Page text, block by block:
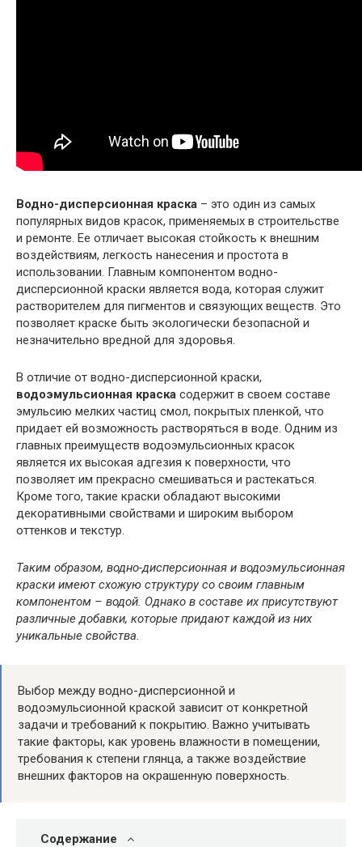
Водно-дисперсионная краска – это один из самых
популярных видов красок, применяемых в строительстве
и ремонте. Ее отличает высокая стойкость к внешним
воздействиям, легкость нанесения и простота в
использовании. Главным компонентом водно-
дисперсионной краски является вода, которая служит
растворителем для пигментов и связующих веществ. Это
позволяет краске быть экологически безопасной и
незначительно вредной для здоровья.
В отличие от водно-дисперсионной краски,
водоэмульсионная краска содержит в своем составе
эмульсию мелких частиц смол, покрытых пленкой, что
придает ей возможность растворяться в воде. Одним из
главных преимуществ водоэмульсионных красок
является их высокая адгезия к поверхности, что
позволяет им прекрасно смешиваться и растекаться.
Кроме того, такие краски обладают высокими
декоративными свойствами и широким выбором
оттенков и текстур.
Таким образом, водно-дисперсионная и водоэмульсионная
краски имеют схожую структуру со своим главным
компонентом – водой. Однако в составе их присутствуют
различные добавки, которые придают каждой из них
уникальные свойства.
Выбор между водно-дисперсионной и
водоэмульсионной краской зависит от конкретной
задачи и требований к покрытию. Важно учитывать
такие факторы, как уровень влажности в помещении,
требования к степени глянца, а также воздействие
внешних факторов на окрашенную поверхность.
Содержание